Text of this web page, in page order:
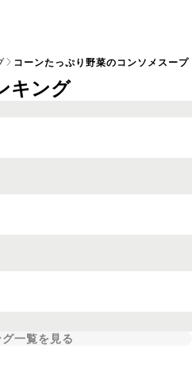
コーンたっぷり野菜のコンソメスープ
キング
一覧を見る